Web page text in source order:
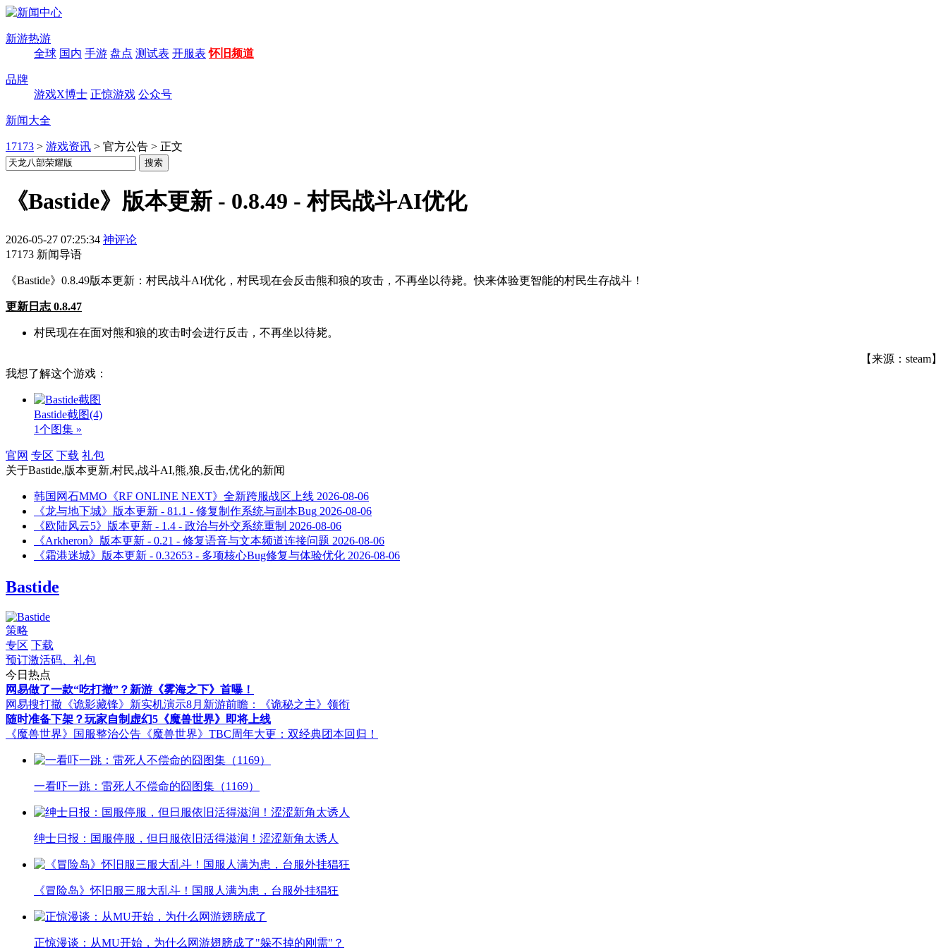
新游热游
全球 国内 手游 盘点 测试表 开服表 怀旧频道
品牌
游戏X博士 正惊游戏 公众号
新闻大全
17173 > 游戏资讯 > 官方公告 > 正文
《Bastide》版本更新 - 0.8.49 - 村民战斗AI优化
2026-05-27 07:25:34 神评论
17173 新闻导语
《Bastide》0.8.49版本更新：村民战斗AI优化，村民现在会反击熊和狼的攻击，不再坐以待毙。快来体验更智能的村民生存战斗！
更新日志 0.8.47
村民现在在面对熊和狼的攻击时会进行反击，不再坐以待毙。
【来源：steam】
我想了解这个游戏：
Bastide截图(4)
1个图集 »
官网 专区 下载 礼包
关于Bastide,版本更新,村民,战斗AI,熊,狼,反击,优化的新闻
韩国网石MMO《RF ONLINE NEXT》全新跨服战区上线 2026-08-06
《龙与地下城》版本更新 - 81.1 - 修复制作系统与副本Bug 2026-08-06
《欧陆风云5》版本更新 - 1.4 - 政治与外交系统重制 2026-08-06
《Arkheron》版本更新 - 0.21 - 修复语音与文本频道连接问题 2026-08-06
《霜港迷城》版本更新 - 0.32653 - 多项核心Bug修复与体验优化 2026-08-06
Bastide
策略
专区 下载
预订激活码、礼包
今日热点
网易做了一款“吃打撤”？新游《雾海之下》首曝！
网易搜打撤《诡影藏锋》新实机演示8月新游前瞻：《诡秘之主》领衔
随时准备下架？玩家自制虚幻5《魔兽世界》即将上线
《魔兽世界》国服整治公告 《魔兽世界》TBC周年大更：双经典团本回归！
一看吓一跳：雷死人不偿命的囧图集（1169）
绅士日报：国服停服，但日服依旧活得滋润！涩涩新角太诱人
《冒险岛》怀旧服三服大乱斗！国服人满为患，台服外挂猖狂
正惊漫谈：从MU开始，为什么网游翅膀成了"躲不掉的刚需"？